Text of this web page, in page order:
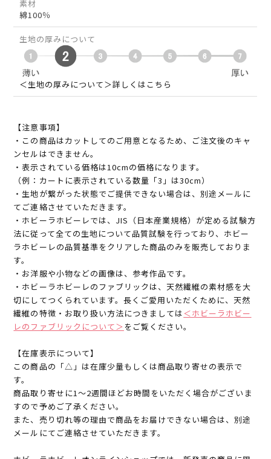
素材
綿100％
生地の厚みについて
＜生地の厚みについて＞詳しくはこちら
【注意事項】
・この商品はカットしてのご用意となるため、ご注文後のキャ
ンセルはできません。
・表示されている価格は10cmの価格になります。
（例：カートに表示されている数量「3」は30cm）
・生地が繋がった状態でご提供できない場合は、別途メールに
てご連絡させていただきます。
・ホビーラホビーレでは、JIS（日本産業規格）が定める試験方
法に従って全ての生地について品質試験を行っており、ホビー
ラホビーレの品質基準をクリアした商品のみを販売しておりま
す。
・お洋服や小物などの画像は、参考作品です。
・ホビーラホビーレのファブリックは、天然繊維の素材感を大
切にしてつくられています。長くご愛用いただくために、天然
繊維の特徴・お取り扱い方法につきましては＜ホビーラホビー
レのファブリックについて＞ をご覧ください。
【在庫表示について】
この商品の「△」は在庫少量もしくは商品取り寄せの表示で
す。
商品取り寄せに1～2週間ほどお時間をいただく場合がございま
すので予めご了承ください。
また、売り切れ等の理由で商品をお届けできない場合は、別途
メールにてご連絡させていただきます。